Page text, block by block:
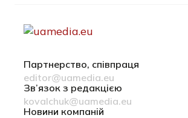
Партнерство, співпраця
editor@uamedia.eu
Зв’язок з редакцією
kovalchuk@uamedia.eu
Новини компаній